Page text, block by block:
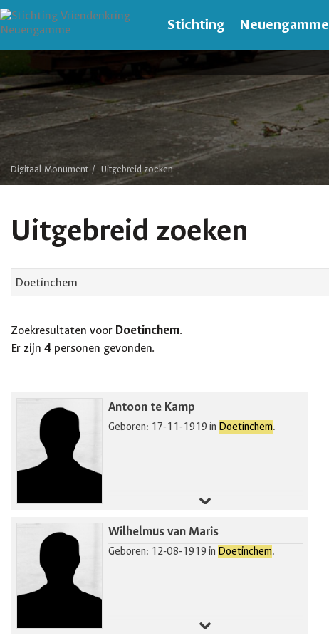
Stichting Neuengamme
Digitaal Monument Uitgebreid zoeken
Uitgebreid zoeken
Zoekresultaten voor Doetinchem.
Er zijn 4 personen gevonden.
Antoon te Kamp
Geboren: 17-11-1919 in Doetinchem.
Wilhelmus van Maris
Geboren: 12-08-1919 in Doetinchem.